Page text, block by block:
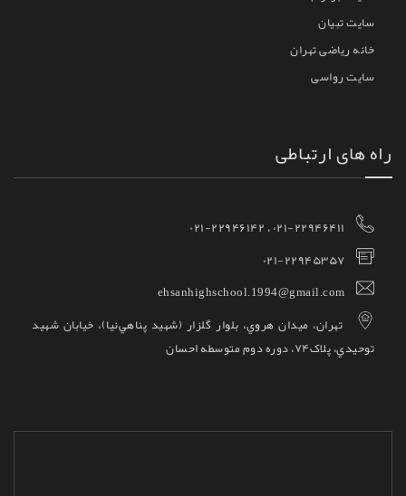
سایت تبیان
خانه ریاضی تهران
سایت رواسی
راه های ارتباطی
۰۲۱-۲۲۹۴۶۴۱۱ ، ۰۲۱-۲۲۹۴۶۱۴۲
۰۲۱-۲۲۹۴۵۳۵۷
ehsanhighschool.1994@gmail.com
تهران، ميدان هروي، بلوار گلزار (شهيد پناهي‌نيا)، خيابان شهيد
توحيدي، پلاک۷۴، دوره دوم متوسطه احسان